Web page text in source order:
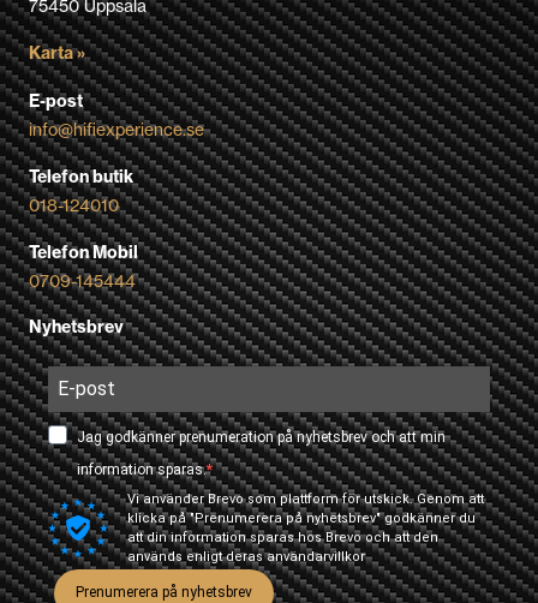
75450 Uppsala
Karta »
E-post
info@hifiexperience.se
Telefon butik
018-124010
Telefon Mobil
0709-145444
Nyhetsbrev
Jag godkänner prenumeration på nyhetsbrev och att min
information sparas.
Vi använder Brevo som plattform för utskick. Genom att
klicka på "Prenumerera på nyhetsbrev" godkänner du
att din information sparas hos Brevo och att den
används enligt derasanvändarvillkor
Prenumerera på nyhetsbrev